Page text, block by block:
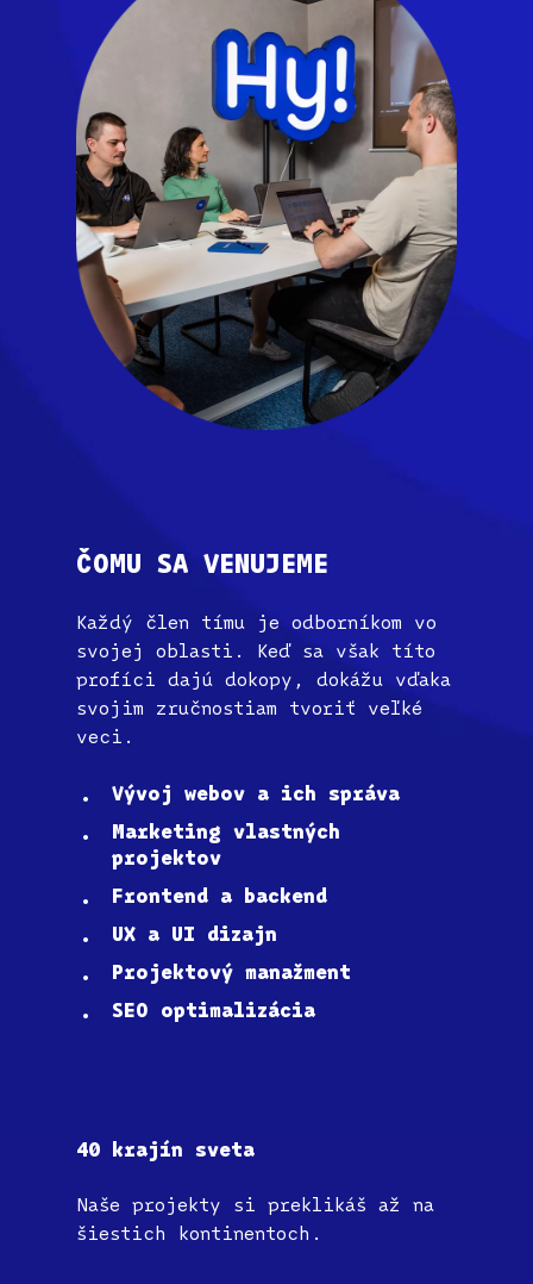
ČOMU SA VENUJEME
Každý člen tímu je odborníkom vo
svojej oblasti. Keď sa však títo
profíci dajú dokopy, dokážu vďaka
svojim zručnostiam tvoriť veľké
veci.
Vývoj webov a ich správa
Marketing vlastných
projektov
Frontend a backend
UX a UI dizajn
Projektový manažment
SEO optimalizácia
40 krajín sveta
Naše projekty si preklikáš až na
šiestich kontinentoch.